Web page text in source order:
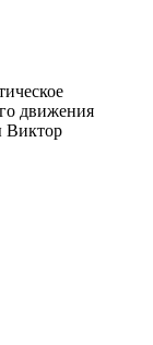
движения
Виктор